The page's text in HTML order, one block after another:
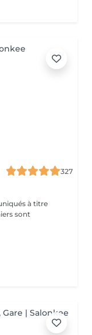
327
à titre
sont